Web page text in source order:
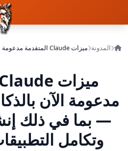
المدونة
مدعومة الآن
— بما في ذلك
وتكامل